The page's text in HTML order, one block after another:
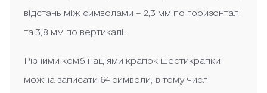
відстань між символами – 2,3 мм по горизонталі
та 3,8 мм по вертикалі.
Різними комбінаціями крапок шестикрапки
можна записати 64 символи, в тому числі